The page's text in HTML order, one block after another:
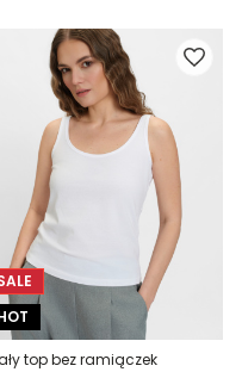
top bez ramiączek